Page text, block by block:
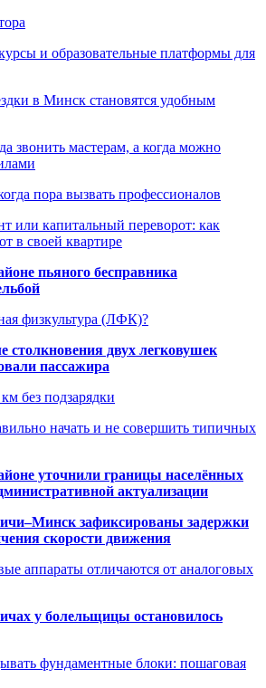
и образовательные платформы для
в Минск становятся удобным
звонить мастерам, а когда можно
пора вызвать профессионалов
или капитальный переворот: как
в своей квартире
пьяного бесправника
физкультура (ЛФК)?
столкновения двух легковушек
пассажира
без подзарядки
начать и не совершить типичных
уточнили границы населённых
актуализации
зафиксированы задержки
скорости движения
аппараты отличаются от аналоговых
у болельщицы остановилось
фундаментные блоки: пошаговая